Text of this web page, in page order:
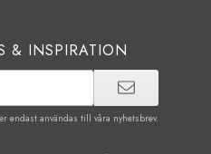
& INSPIRATION
endast användas till våra nyhetsbrev.